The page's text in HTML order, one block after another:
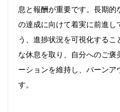
息と報酬が重要です。長期的
の達成に向けて着実に前進し
う、進捗状況を可視化する
な休息を取り、自分へのご
ーションを維持し、バーンア
す。